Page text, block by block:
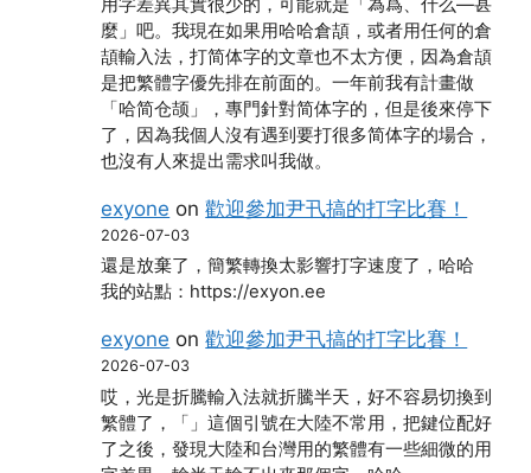
用字差異其實很少的，可能就是「為爲、什么―甚
麼」吧。我現在如果用哈哈倉頡，或者用任何的倉
頡輸入法，打简体字的文章也不太方便，因為倉頡
是把繁體字優先排在前面的。一年前我有計畫做
「哈简仓颉」，專門針對简体字的，但是後來停下
了，因為我個人沒有遇到要打很多简体字的場合，
也沒有人來提出需求叫我做。
exyoneon歡迎參加尹卂搞的打字比賽！
2026-07-03
還是放棄了，簡繁轉換太影響打字速度了，哈哈
我的站點：https://exyon.ee
exyoneon歡迎參加尹卂搞的打字比賽！
2026-07-03
哎，光是折騰輸入法就折騰半天，好不容易切換到
繁體了，「」這個引號在大陸不常用，把鍵位配好
了之後，發現大陸和台灣用的繁體有一些細微的用